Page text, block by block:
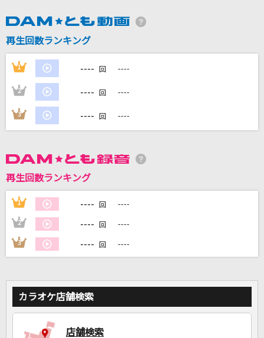
back number
カラオケ最新情報をチェック！
再生回数ランキング
1 ---- 回 ----
2 ---- 回 ----
3 ---- 回 ----
再生回数ランキング
1 ---- 回 ----
2 ---- 回 ----
3 ---- 回 ----
カラオケ店舗検索
店舗検索